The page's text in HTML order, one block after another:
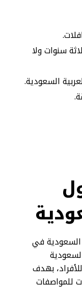
سنوات ولا
السعودية.
السعودية في
بهدف
للمواصفات